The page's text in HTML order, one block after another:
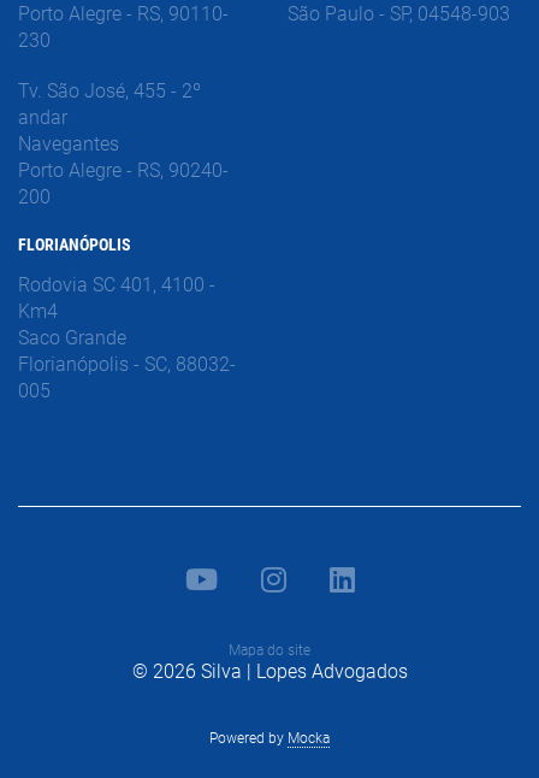
Porto Alegre - RS, 90110-
230
Tv. São José, 455 - 2º
andar
Navegantes
Porto Alegre - RS, 90240-
200
FLORIANÓPOLIS
Rodovia SC 401, 4100 -
Km4
Saco Grande
Florianópolis - SC, 88032-
005
São Paulo - SP, 04548-903
Mapa do site
© 2026 Silva | Lopes Advogados
Powered by Mocka